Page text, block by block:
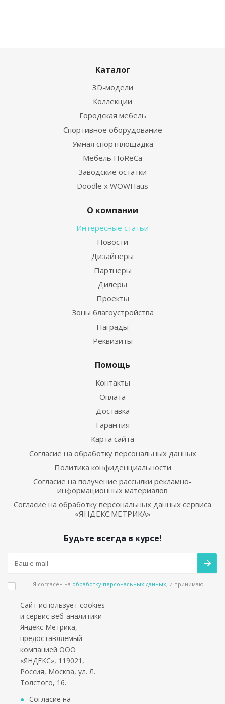
Каталог
3D-модели
Коллекции
Городская мебель
Спортивное оборудование
Умная спортплощадка
Мебель HoReCa
Заводские остатки
Doodle x WOWHaus
О компании
Интересные статьи
Новости
Дизайнеры
Партнеры
Дилеры
Проекты
Зоны благоустройства
Награды
Реквизиты
Помощь
Контакты
Оплата
Доставка
Гарантия
Карта сайта
Согласие на обработку персональных данных
Политика конфиденциальности
Согласие на получение рассылки рекламно-
информационных материалов
Согласие на обработку персональных данных сервиса
«ЯНДЕКС.МЕТРИКА»
Будьте всегда в курсе!
Я согласен на обработку персональных данных, и принимаю
политике конфиденциальности
Подпишитесь на еженедельный новостной бюллетень и получайте наши
лучшие материалы каждую пятницу!
Социальные сети
*работаем только с юридическими лицами и ИП
Сайт использует cookies
и сервис веб-аналитики
Яндекс Метрика,
предоставляемый
компанией ООО
«ЯНДЕКС», 119021,
Россия, Москва, ул. Л.
Толстого, 16.
Согласие на